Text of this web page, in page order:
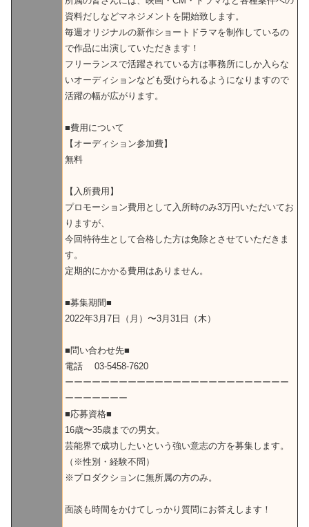
資料だしなどマネジメントを開始致します。
毎週オリジナルの新作ショートドラマを制作しているの
で作品に出演していただきます！
フリーランスで活躍されている方は事務所にしか入らな
いオーディションなども受けられるようになりますので
活躍の幅が広がります。
■費用について
【オーディション参加費】
無料
【入所費用】
プロモーション費用として入所時のみ3万円いただいてお
りますが、
今回特待生として合格した方は免除とさせていただきま
す。
定期的にかかる費用はありません。
■募集期間■
2022年3月7日（月）〜3月31日（木）
■問い合わせ先■
電話 03-5458-7620
ーーーーーーーーーーーーーーーーーーーーーーーーー
ーーーーーーー
■応募資格■
16歳〜35歳までの男女。
芸能界で成功したいという強い意志の方を募集します。
（※性別・経験不問）
※プロダクションに無所属の方のみ。
面談も時間をかけてしっかり質問にお答えします！